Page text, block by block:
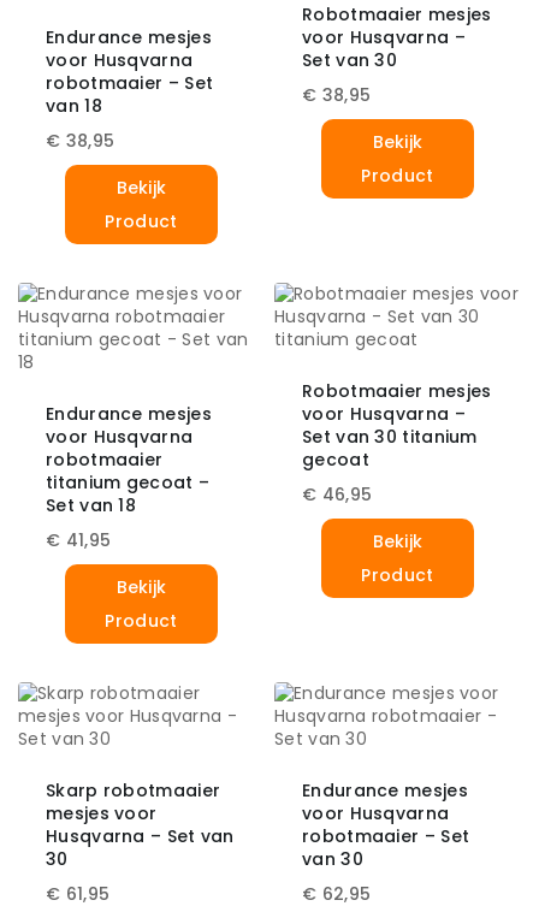
Endurance mesjes
voor Husqvarna
robotmaaier – Set
van 18
€ 38,95
Bekijk
Product
Robotmaaier mesjes
voor Husqvarna –
Set van 30
€ 38,95
Bekijk
Product
Endurance mesjes
voor Husqvarna
robotmaaier
titanium gecoat –
Set van 18
€ 41,95
Bekijk
Product
Robotmaaier mesjes
voor Husqvarna –
Set van 30 titanium
gecoat
€ 46,95
Bekijk
Product
Skarp robotmaaier
mesjes voor
Husqvarna – Set van
30
€ 61,95
Endurance mesjes
voor Husqvarna
robotmaaier – Set
van 30
€ 62,95